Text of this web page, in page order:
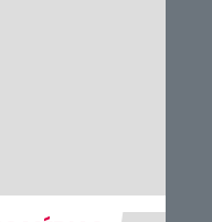
séquences de
game...